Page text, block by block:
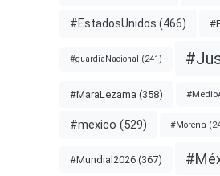
#EstadosUnidos (466)
#guardiaNacional (241)
#MaraLezama (358)
#mexico (529) #Morena
#Mundial2026(367)